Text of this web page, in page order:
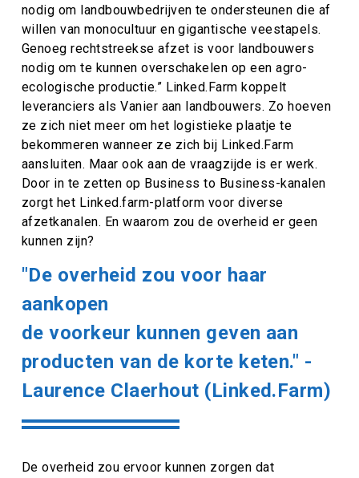
nodig om landbouwbedrijven te ondersteunen die af
willen van monocultuur en gigantische veestapels.
Genoeg rechtstreekse afzet is voor landbouwers
nodig om te kunnen overschakelen op een agro-
ecologische productie.” Linked.Farm koppelt
leveranciers als Vanier aan landbouwers. Zo hoeven
ze zich niet meer om het logistieke plaatje te
bekommeren wanneer ze zich bij Linked.Farm
aansluiten. Maar ook aan de vraagzijde is er werk.
Door in te zetten op Business to Business-kanalen
zorgt het Linked.farm-platform voor diverse
afzetkanalen. En waarom zou de overheid er geen
kunnen zijn?
"De overheid zou voor haar
aankopen
de voorkeur kunnen geven aan
producten van de korte keten." -
Laurence Claerhout (Linked.Farm)
De overheid zou ervoor kunnen zorgen dat